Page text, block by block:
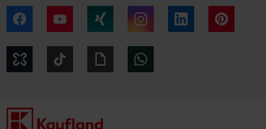
Facebook YouTube Instagram LinkedIn
Kununu Giphy